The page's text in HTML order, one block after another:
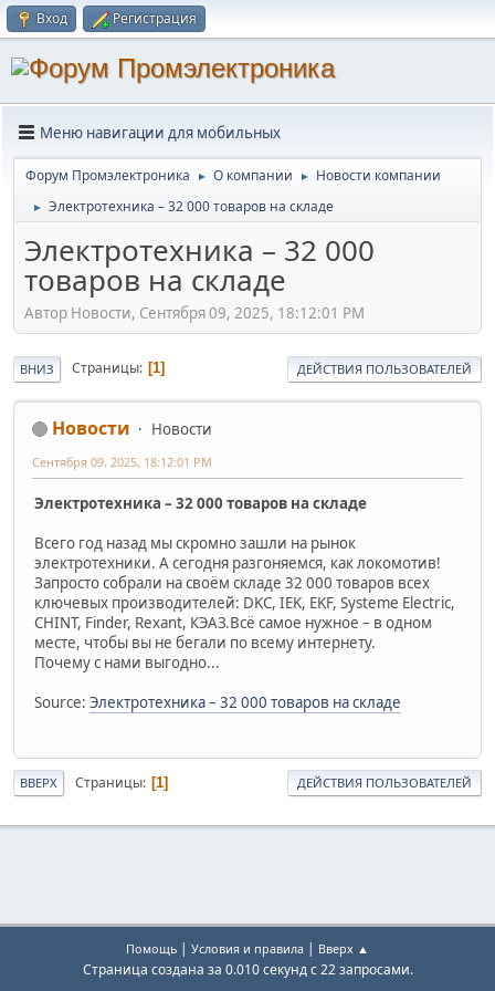
Вход Регистрация
Меню навигации для мобильных
Форум Промэлектроника ► О компании ► Новости компании
► Электротехника – 32 000 товаров на складе
Электротехника – 32 000
товаров на складе
Автор Новости, Сентября 09, 2025, 18:12:01 PM
ВНИЗ Страницы 1 ДЕЙСТВИЯ ПОЛЬЗОВАТЕЛЕЙ
Новости Новости
Сентября 09, 2025, 18:12:01 PM
Электротехника – 32 000 товаров на складе
Всего год назад мы скромно зашли на рынок
электротехники. А сегодня разгоняемся, как локомотив!
Запросто собрали на своём складе 32 000 товаров всех
ключевых производителей: DKC, IEK, EKF, Systeme Electric,
CHINT, Finder, Rexant, КЭАЗ.Всё самое нужное – в одном
месте, чтобы вы не бегали по всему интернету.
Почему с нами выгодно...
Source: Электротехника – 32 000 товаров на складе
ВВЕРХ Страницы 1 ДЕЙСТВИЯ ПОЛЬЗОВАТЕЛЕЙ
Помощь | Условия и правила | Вверх ▲
Страница создана за 0.010 секунд с 22 запросами.